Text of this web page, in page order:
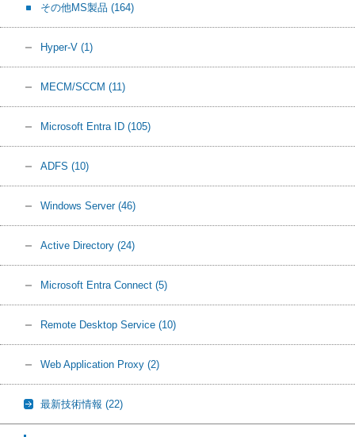
その他MS製品 (164)
Hyper-V (1)
MECM/SCCM (11)
Microsoft Entra ID (105)
ADFS (10)
Windows Server (46)
Active Directory (24)
Microsoft Entra Connect (5)
Remote Desktop Service (10)
Web Application Proxy (2)
最新技術情報 (22)